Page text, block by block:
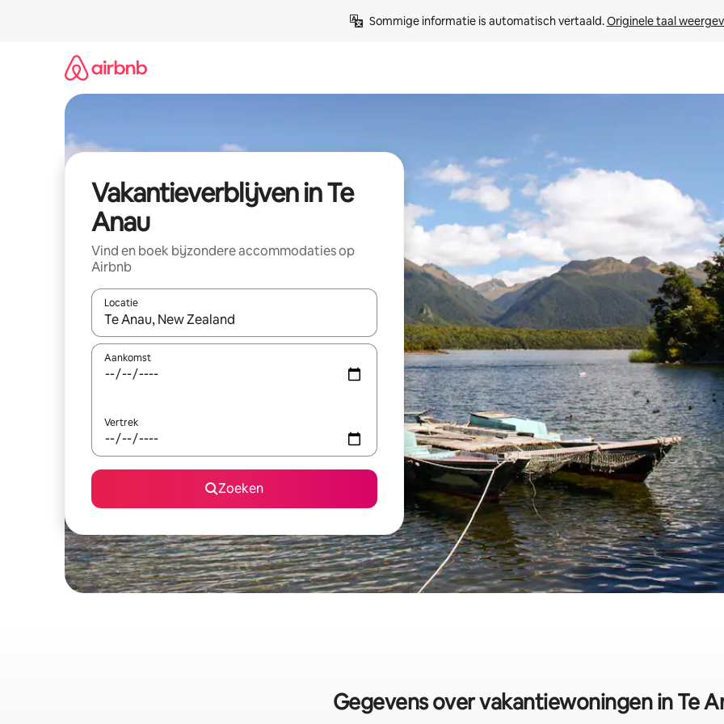
Sommige informatie is automatisch vertaald. Originele taal
Vakantieverblijven in Te
Anau
Vind en boek bijzondere accommodaties op
Airbnb
Locatie
Wanneer er resultaten beschikbaar zijn, maak je een keuze met je de pijltjestoetsen omhoog en omlaag, óf door te
Aankomst
Vertrek
Zoeken
Gegevens over vakantiewoningen in Te